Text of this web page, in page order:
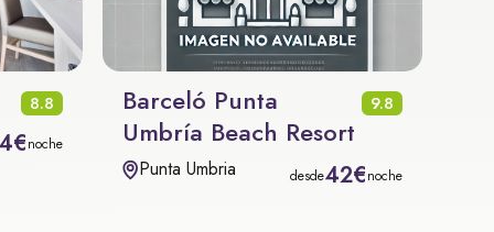
8.8
noche
Barceló Punta
Umbría Beach Resort
9.8
Punta Umbria desde42€noche